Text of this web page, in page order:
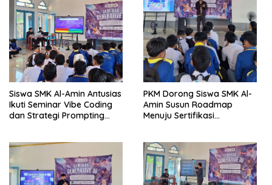
Siswa SMK Al-Amin Antusias
Ikuti Seminar Vibe Coding
dan Strategi Prompting
PKM Dorong Siswa SMK Al-
Amin Susun Roadmap
Menuju Sertifikasi